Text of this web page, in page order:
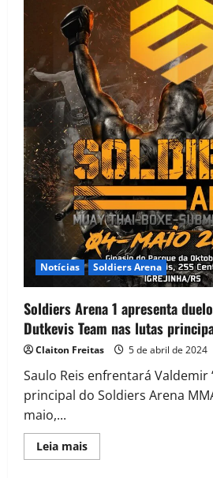
Notícias Soldiers Arena
Soldiers Arena 1 apresenta
Dutkevis Team nas lutas
Claiton Freitas 5 de abril de 2024
Saulo Reis enfrentará Valdemir
principal do Soldiers Arena
maio,...
Leia mais